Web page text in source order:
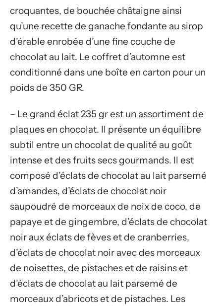
croquantes, de bouchée châtaigne ainsi
qu’une recette de ganache fondante au sirop
d’érable enrobée d’une fine couche de
chocolat au lait. Le coffret d’automne est
conditionné dans une boîte en carton pour un
poids de 350 GR.
– Le grand éclat 235 gr est un assortiment de
plaques en chocolat. Il présente un équilibre
subtil entre un chocolat de qualité au goût
intense et des fruits secs gourmands. Il est
composé d’éclats de chocolat au lait parsemé
d’amandes, d’éclats de chocolat noir
saupoudré de morceaux de noix de coco, de
papaye et de gingembre, d’éclats de chocolat
noir aux éclats de fèves et de cranberries,
d’éclats de chocolat noir avec des morceaux
de noisettes, de pistaches et de raisins et
d’éclats de chocolat au lait parsemé de
morceaux d’abricots et de pistaches. Les